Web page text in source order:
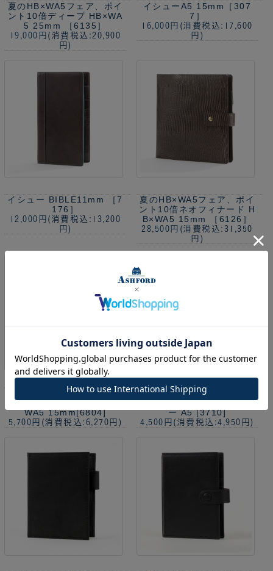
夏のHB×WA5フェア、ポイ
ント10倍ディープ HB×WA
5 25mm ［6135］
19,000円 (消費税込:20,900
円)
イシューA5 15mm［307
7］
16,000円 (消費税込:17,600
円)
イシュー BIBLE11mm ［7
176］
12,000円 (消費税込:13,200
円)
夏のHB×WA5フェア、ポイ
ント10倍ネオフィナード H
B×WA5 15mm ［6126］
28,500円 (消費税込:31,350
円)
レザーリフィルパッド マ
ット リフィルパッド HB×
WA5 15mm[6804]
5,700円 (消費税込:6,270円)
レザーリフィルパッド マ
ット リフィルパッドカバ
ー A5 [3710]
4,500円 (消費税込:4,950円)